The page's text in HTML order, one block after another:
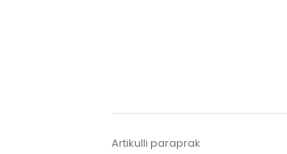
Artikulli paraprak